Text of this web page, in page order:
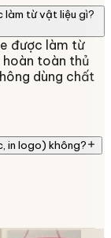
làm từ vật liệu gì?
được làm từ
hoàn toàn thủ
dùng chất
in logo) không?